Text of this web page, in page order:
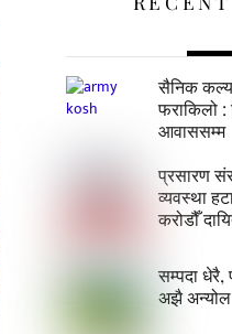
सैनिक
फराकिलो :
आवाससम्म
प्रसारण
व्यवस्था
करोडौँ
सम्पदा धेरै,
अझै अन्योल